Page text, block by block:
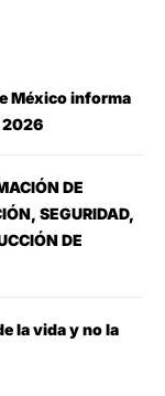
México informa
2026
DE
SEGURIDAD,
DE
la vida y no la